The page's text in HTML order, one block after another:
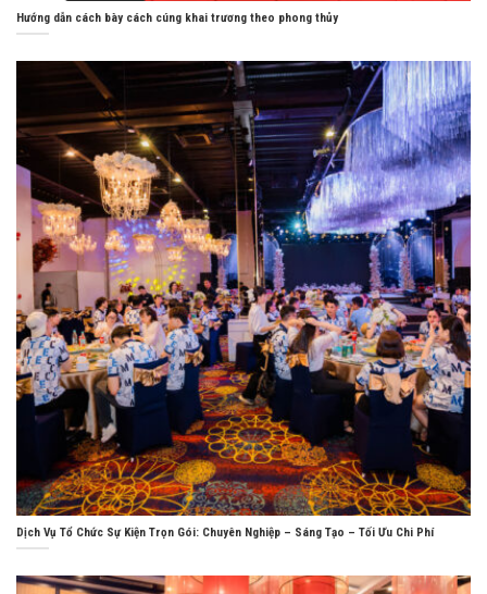
Hướng dẫn cách bày cách cúng khai trương theo phong thủy
Dịch Vụ Tổ Chức Sự Kiện Trọn Gói: Chuyên Nghiệp – Sáng Tạo – Tối Ưu Chi Phí